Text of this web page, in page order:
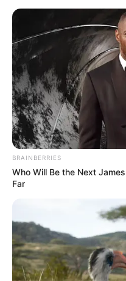
BRAINBERRIES
Who Will Be the Next
Far